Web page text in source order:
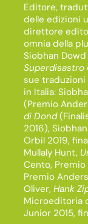
Editore,
delle edizioni
direttore
omnia della
Siobhan
Superdisastro
sue
in Italia:
(Premio
di Dond
2016),
Orbil 2019,
Mullaly Hunt,
Cento, Premio
Premio
Oliver, Hank
Microeditoria
Junior 2015,